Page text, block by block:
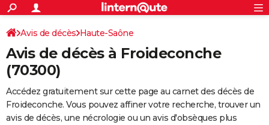
ACTUALITÉS
Politique
Société
Faits Divers
Education
Monde
Villes
+
SPORT
Coupe du monde 2026
Football
Tennis
Cyclisme
Rugby
Forum
FINANCE
Retraite
Impôts
Epargne
Immobilier
Risques naturels par ville
Banque
Assurance
Crédit
S'inscrire
Connexion
Avis de décès Haute-Saône
Avis de décès à Froideconche
(70300)
Accédez gratuitement sur cette page au carnet des décès de
Froideconche. Vous pouvez affiner votre recherche, trouver un
avis de décès, une nécrologie ou un avis d'obsèques plus